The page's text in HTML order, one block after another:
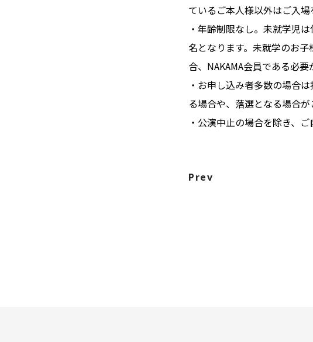
ているご本人様以外はご入場
・年齢制限なし。未就学児
名となります。未就学のお
合、NAKAMA会員である必要
・お申し込み者多数の場合
る場合や、落選となる場合が
・公演中止の場合を除き、
Prev